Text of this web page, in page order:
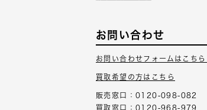
お問い合わせ
お問い合わせフォームはこち
買取希望の方はこちら
販売窓口：0120-098-082
買取窓口：0120-968-979